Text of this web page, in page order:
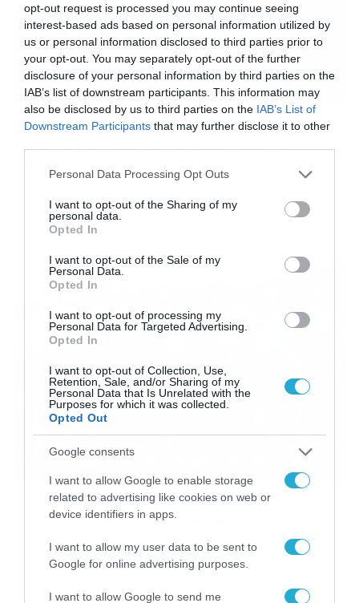
opt-out request is processed you may continue seeing
interest-based ads based on personal information utilized by
us or personal information disclosed to third parties prior to
your opt-out. You may separately opt-out of the further
disclosure of your personal information by third parties on the
IAB’s list of downstream participants. This information may
also be disclosed by us to third parties on the IAB’s List of
Downstream Participants that may further disclose it to other
Please note that this website/app uses one or more Google
not limited to your visit or usage behaviour. You may click to
grant or deny consent to Google and its third-party tags to
use your data for below specified purposes in below Google
consent section.
Personal Data Processing Opt Outs
I want to opt-out of the Sharing of my
personal data.
Opted In
I want to opt-out of the Sale of my
Personal Data.
Opted In
I want to opt-out of processing my
Personal Data for Targeted Advertising.
Opted In
I want to opt-out of Collection, Use,
Retention, Sale, and/or Sharing of my
Personal Data that Is Unrelated with the
Purposes for which it was collected.
Opted Out
Google consents
I want to allow Google to enable storage
related to advertising like cookies on web or
device identifiers in apps.
I want to allow my user data to be sent to
Google for online advertising purposes.
I want to allow Google to send me
18/05/2015 19:02
ευχαριστήσει όλους όσους βρέθηκαν στο πλευρό την
ομάδας και την στήριξαν εξέδωσε η Θύελλα Φιλώτα.
Αναλυτικά η ανακοίνωση: Αγαπητοί φίλοι της ομάδας
την διαρκής στήριξη και για την παρουσία σας σε όλα τα
γήπεδα. Όπου και να έπαιξε η ομάδα πότε δεν ήταν […]
18/05/2015 01:34
Νίκη για Ηρακλή Αμπελοκήπων
Την νίκη με 2-0 πήρε ο Ηρακλής Αμπελοκήπων στην εκτός
έδρας αναμέτρηση με την Θύελλα Φιλώτα. Στο 8′ η
περιοχή και ο Ζαρογιάννης που το εκτέλεσε σημείωσε